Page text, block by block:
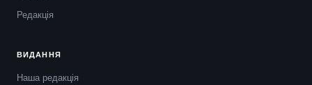
Редакція
ВИДАННЯ
Наша редакція